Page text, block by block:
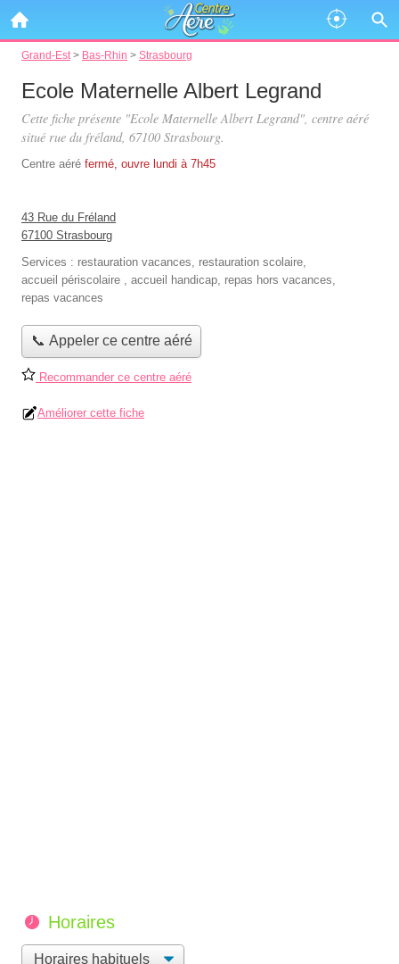
Grand-Est > Bas-Rhin > Strasbourg
Ecole Maternelle Albert Legrand
Cette fiche présente "Ecole Maternelle Albert Legrand", centre aéré
situé rue du fréland, 67100 Strasbourg.
Centre aéré fermé, ouvre lundi à 7h45
43 Rue du Fréland
67100 Strasbourg
Services : restauration vacances, restauration scolaire,
accueil périscolaire , accueil handicap, repas hors vacances,
repas vacances
📞 Appeler ce centre aéré
Recommander ce centre aéré
Améliorer cette fiche
Horaires